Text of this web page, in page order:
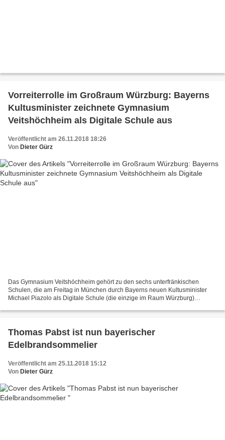
Vorreiterrolle im Großraum Würzburg: Bayerns
Kultusminister zeichnete Gymnasium
Veitshöchheim als Digitale Schule aus
Veröffentlicht am 26.11.2018 18:26
Von Dieter Gürz
Das Gymnasium Veitshöchheim gehört zu den sechs unterfränkischen
Schulen, die am Freitag in München durch Bayerns neuen Kultusminister
Michael Piazolo als Digitale Schule (die einzige im Raum Würzburg)
Thomas Pabst ist nun bayerischer
Edelbrandsommelier
Veröffentlicht am 25.11.2018 15:12
Von Dieter Gürz